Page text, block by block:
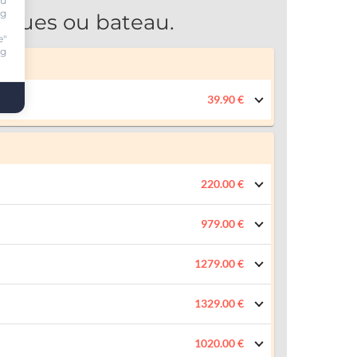
ou bateau.
39.90 €
220.00 €
979.00 €
1279.00 €
1329.00 €
1020.00 €